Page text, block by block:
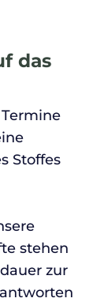
das
Stoffes
stehen
zur